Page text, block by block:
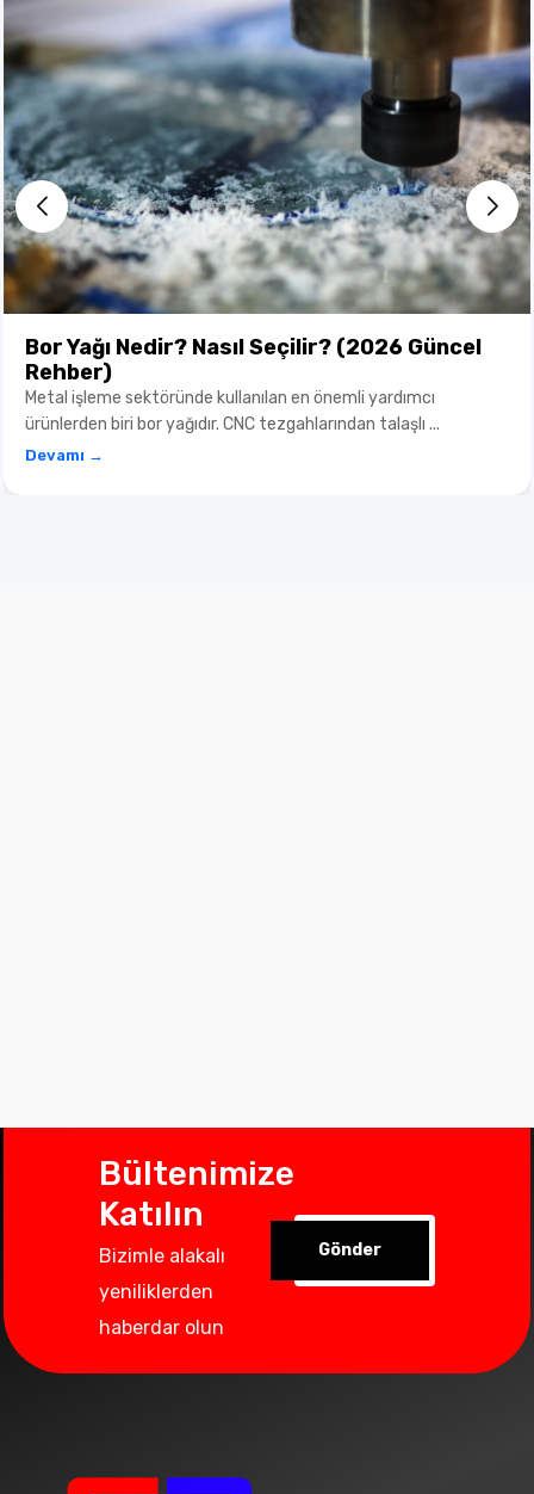
Bor Yağı Nedir? Nasıl Seçilir? (2026 Güncel
Rehber)
Metal işleme sektöründe kullanılan en önemli yardımcı
ürünlerden biri bor yağıdır. CNC tezgahlarından talaşlı ...
Devamı →
Bültenimize
Katılın
Bizimle alakalı
yeniliklerden
haberdar olun
Gönder